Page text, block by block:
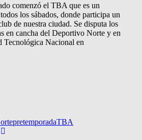
comenzó el TBA que es un
los sábados, donde participa un
de nuestra ciudad. Se disputa los
en cancha del Deportivo Norte y en
Tecnológica Nacional en
pretemporadaTBA